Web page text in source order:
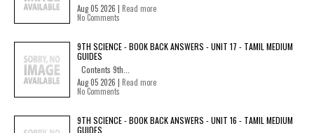
Aug 05 2026 | Read more
No Comments
9TH SCIENCE - BOOK BACK ANSWERS - UNIT 17 - TAMIL MEDIUM
GUIDES
Contents 9th...
Aug 05 2026 | Read more
No Comments
9TH SCIENCE - BOOK BACK ANSWERS - UNIT 16 - TAMIL MEDIUM
GUIDES